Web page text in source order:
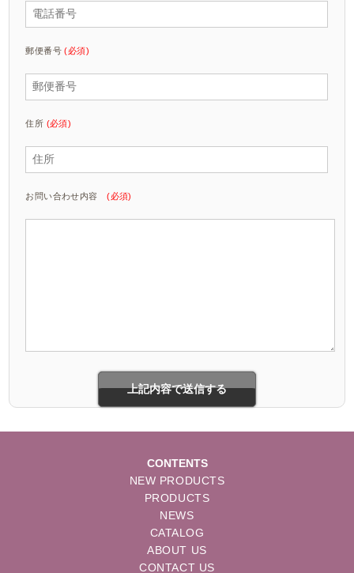
郵便番号(必須)
住所 (必須)
お問い合わせ内容(必須)
CONTENTS
NEW PRODUCTS
PRODUCTS
NEWS
CATALOG
ABOUT US
CONTACT US